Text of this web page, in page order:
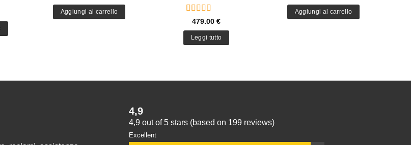
Aggiungi al carrello
Valutato5
479.00 €
Leggi tutto
Aggiungi al carrello
4,9
4,9 out of 5 stars (based on 199 reviews)
Excellent